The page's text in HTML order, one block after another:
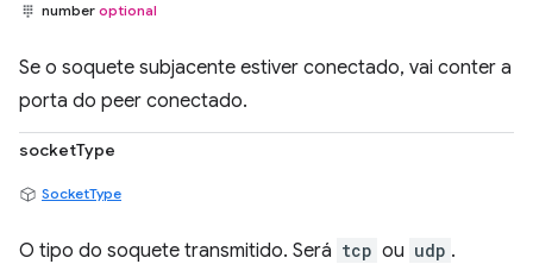
number optional
Se o soquete subjacente estiver conectado, vai conter a
porta do peer conectado.
socketType
SocketType
O tipo do soquete transmitido. Será tcp ou udp .